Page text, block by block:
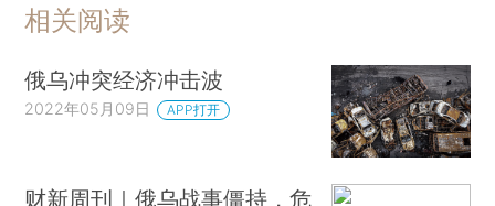
相关阅读
俄乌冲突经济冲击波
2022年05月09日 APP打开
财新周刊｜俄乌战事僵持，危